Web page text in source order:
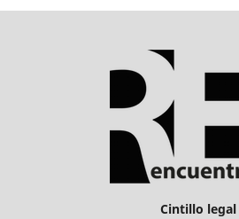
Cintillo legal